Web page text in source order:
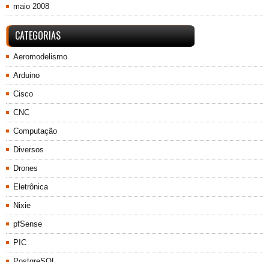
maio 2008
CATEGORIAS
Aeromodelismo
Arduino
Cisco
CNC
Computação
Diversos
Drones
Eletrônica
Nixie
pfSense
PIC